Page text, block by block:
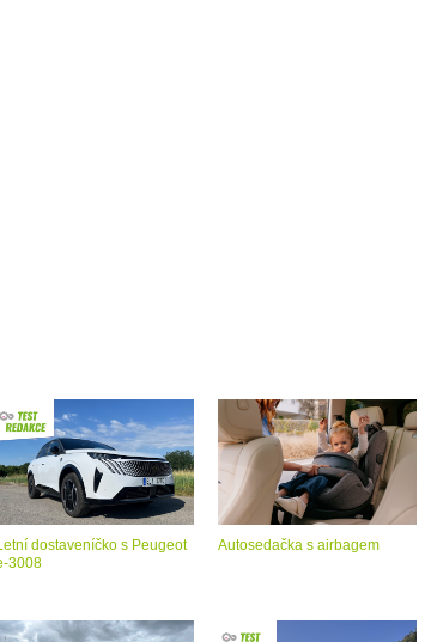
dostaveníčko s Peugeot
3008
Autosedačka s airbagem